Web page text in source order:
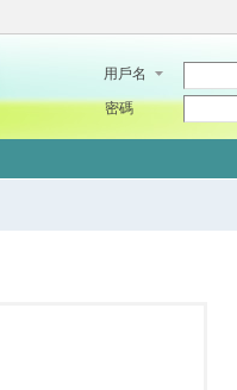
用戶名
密碼